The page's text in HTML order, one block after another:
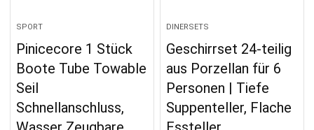
SPORT
Pinicecore 1 Stück
Boote Tube Towable
Seil
Schnellanschluss,
DINERSETS
Geschirrset 24-teilig
aus Porzellan für 6
Personen | Tiefe
Suppenteller, Flache